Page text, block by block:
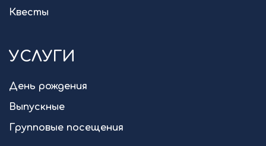
Квесты
УСЛУГИ
День рождения
Выпускные
Групповые посещения